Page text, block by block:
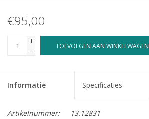
€95,00
+
-
TOEVOEGEN AAN WINKELWAGEN
Informatie Specificaties
Artikelnummer:
13.12831